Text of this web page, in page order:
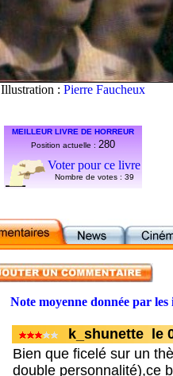
Illustration : Pierre Faucheux
MEILLEUR LIVRE DE HORREUR
Position actuelle : 280
Voter pour ce livre
Nombre de votes : 39
Note moyenne donnée par
k_shunette le
Bien que ficelé sur un
double personnalité),ce